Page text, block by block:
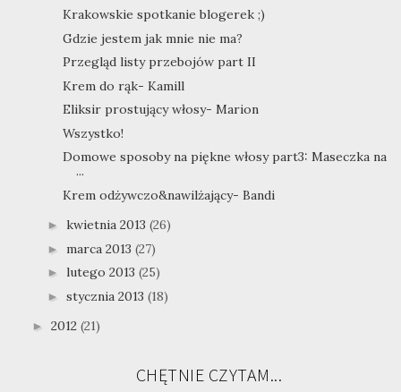
Krakowskie spotkanie blogerek ;)
Gdzie jestem jak mnie nie ma?
Przegląd listy przebojów part II
Krem do rąk- Kamill
Eliksir prostujący włosy- Marion
Wszystko!
Domowe sposoby na piękne włosy part3: Maseczka na
...
Krem odżywczo&nawilżający- Bandi
► kwietnia 2013 (26)
► marca 2013 (27)
► lutego 2013 (25)
► stycznia 2013 (18)
► 2012 (21)
CHĘTNIE CZYTAM...